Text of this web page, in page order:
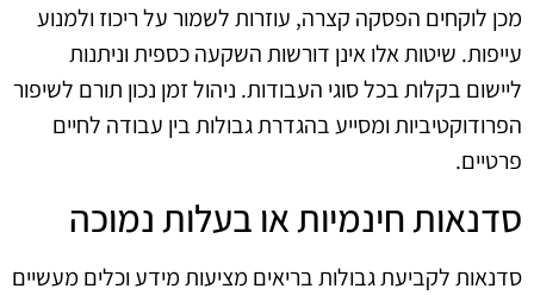
מכן לוקחים הפסקה קצרה, עוזרות לשמור על ריכוז ולמנוע
עייפות. שיטות אלו אינן דורשות השקעה כספית וניתנות
ליישום בקלות בכל סוגי העבודות. ניהול זמן נכון תורם לשיפור
הפרודוקטיביות ומסייע בהגדרת גבולות בין עבודה לחיים
פרטיים.
סדנאות חינמיות או בעלות נמוכה
סדנאות לקביעת גבולות בריאים מציעות מידע וכלים מעשיים